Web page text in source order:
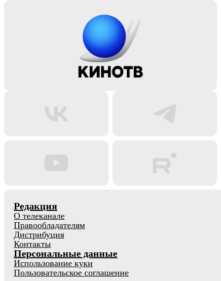
Редакция
О телеканале
Правообладателям
Дистрибуция
Контакты
Персональные данные
Использование куки
Пользовательское соглашение